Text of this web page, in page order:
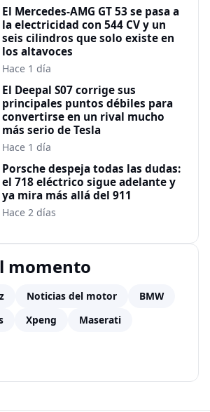
El Mercedes-AMG GT 53 se pasa a
la electricidad con 544 CV y un
seis cilindros que solo existe en
los altavoces
Hace 1 día
El Deepal S07 corrige sus
principales puntos débiles para
convertirse en un rival mucho
más serio de Tesla
Hace 1 día
Porsche despeja todas las dudas:
el 718 eléctrico sigue adelante y
ya mira más allá del 911
Hace 2 días
momento
Noticias del motor
BMW
Xpeng
Maserati